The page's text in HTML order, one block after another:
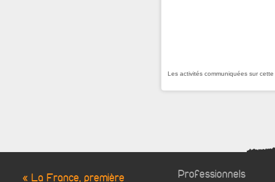
Les activités communiquées sur
« La France, première
Professionnels